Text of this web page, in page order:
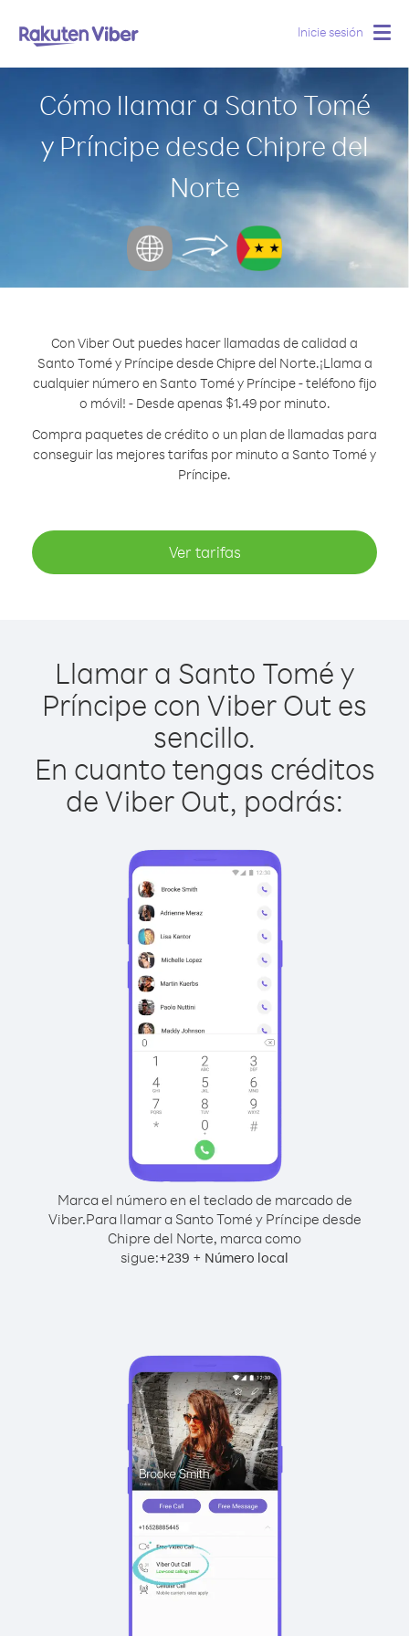
Inicie sesión
Cómo llamar a Santo Tomé
y Príncipe desde Chipre del
Norte
Con Viber Out puedes hacer llamadas de calidad a
Santo Tomé y Príncipe desde Chipre del Norte.¡Llama a
cualquier número en Santo Tomé y Príncipe - teléfono fijo
o móvil! - Desde apenas $1.49 por minuto.
Compra paquetes de crédito o un plan de llamadas para
conseguir las mejores tarifas por minuto a Santo Tomé y
Príncipe.
Ver tarifas
Llamar a Santo Tomé y
Príncipe con Viber Out es
sencillo.
En cuanto tengas créditos
de Viber Out, podrás:
Marca el número en el teclado de marcado de
Viber.Para llamar a Santo Tomé y Príncipe desde
Chipre del Norte, marca como
sigue:+239 + Número local